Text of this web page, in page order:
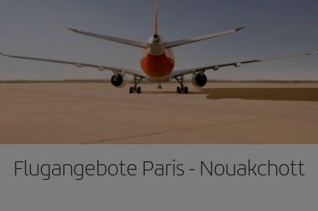
Flugangebote Paris - Nouakchott